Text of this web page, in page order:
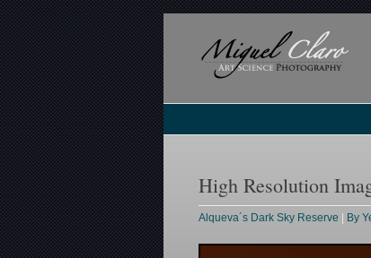
High Resolution
Alqueva´s Dark Sky Reserve By